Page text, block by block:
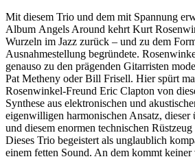
Mit diesem Trio und dem mit Spannung
Album Angels Around kehrt Kurt
Wurzeln im Jazz zurück – und zu dem
Ausnahmestellung begründete.
genauso zu den prägenden Gitarristen
Pat Metheny oder Bill Frisell. Hier spürt
Rosenwinkel-Freund Eric Clapton von
Synthese aus elektronischen und
eigenwilligen harmonischen Ansatz,
und diesem enormen technischen
Dieses Trio begeistert als unglaublich
einem fetten Sound. An dem kommt keiner